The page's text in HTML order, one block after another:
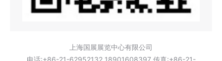
上海国展展览中心有限公司